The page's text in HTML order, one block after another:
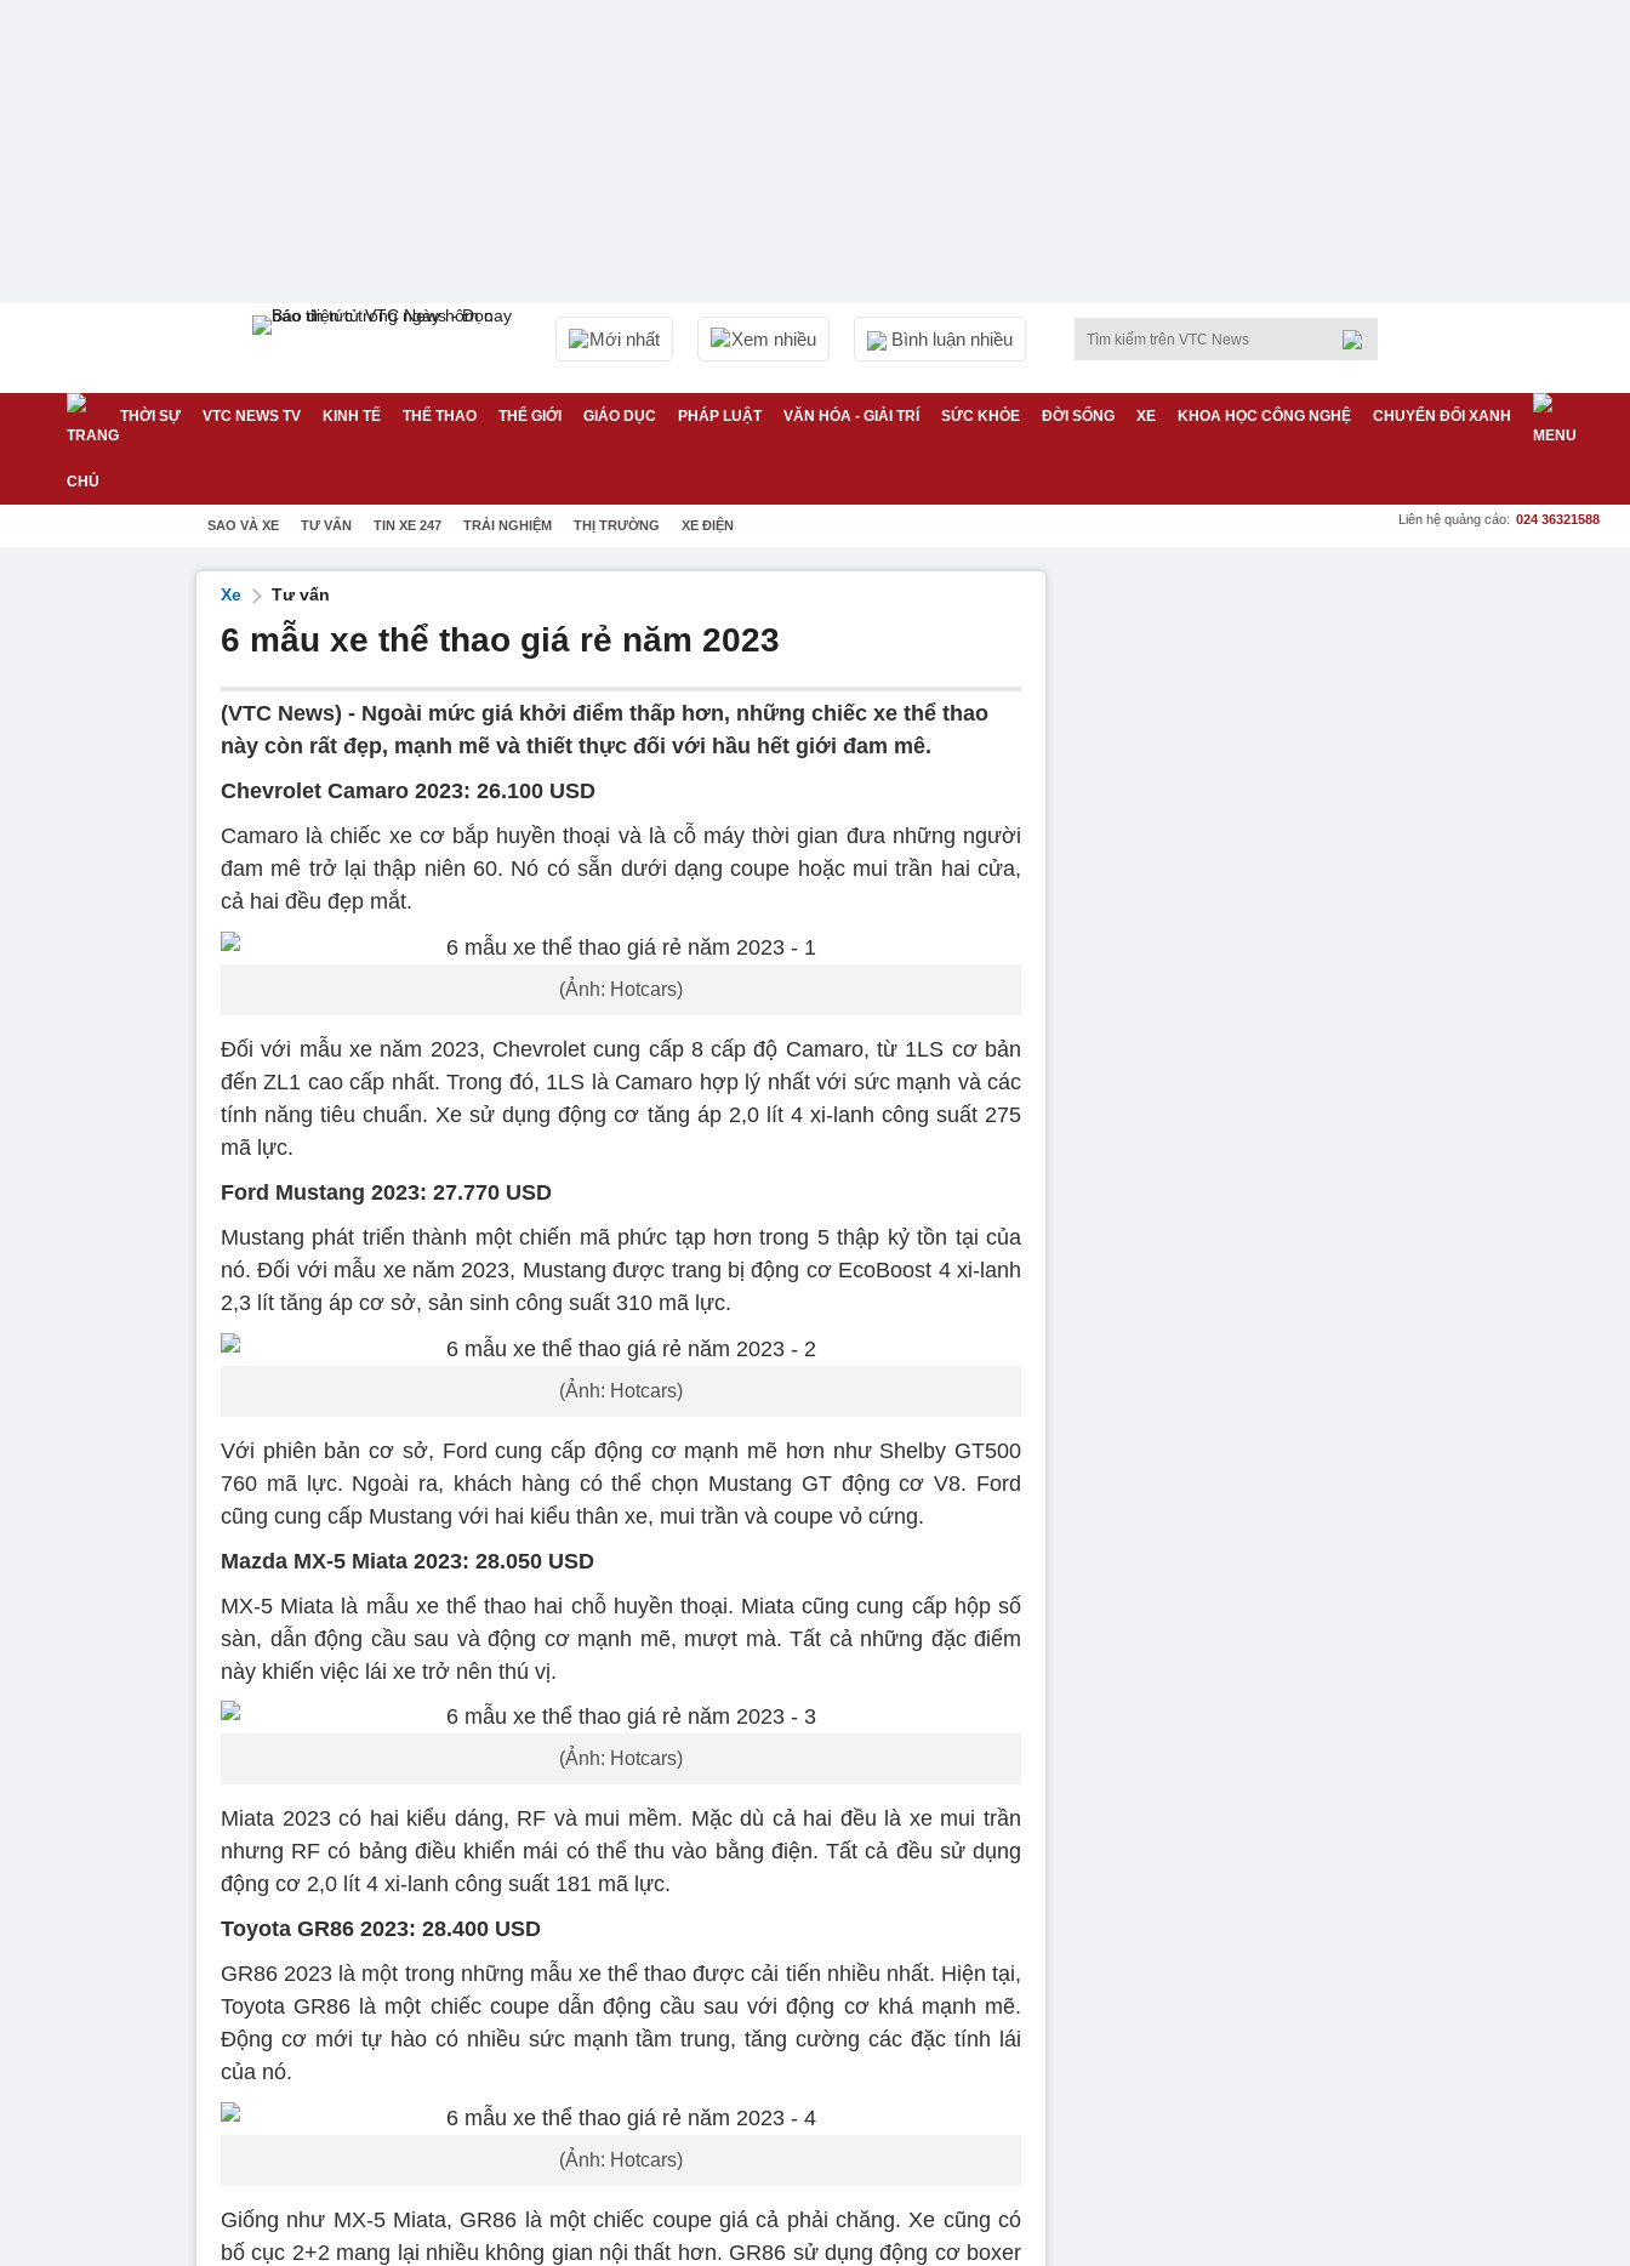
Mới nhất Xem nhiều Bình luận nhiều
THỜI SỰ VTC NEWS TV KINH TẾ THỂ THAO THẾ GIỚI GIÁO DỤC PHÁP LUẬT VĂN HÓA - GIẢI TRÍ SỨC KHỎE ĐỜI SỐNG XE KHOA HỌC CÔNG NGHỆ CHUYỂN ĐỔI XANH
SAO VÀ XE TƯ VẤN TIN XE 247 TRẢI NGHIỆM THỊ TRƯỜNG XE ĐIỆN Liên hệ quảng cáo: 024 36321588
Xe Tư vấn
6 mẫu xe thể thao giá rẻ năm 2023
(VTC News) - Ngoài mức giá khởi điểm thấp hơn, những chiếc xe thể thao
này còn rất đẹp, mạnh mẽ và thiết thực đối với hầu hết giới đam mê.
Chevrolet Camaro 2023: 26.100 USD
Camaro là chiếc xe cơ bắp huyền thoại và là cỗ máy thời gian đưa những người
đam mê trở lại thập niên 60. Nó có sẵn dưới dạng coupe hoặc mui trần hai cửa,
cả hai đều đẹp mắt.
(Ảnh: Hotcars)
Đối với mẫu xe năm 2023, Chevrolet cung cấp 8 cấp độ Camaro, từ 1LS cơ bản
đến ZL1 cao cấp nhất. Trong đó, 1LS là Camaro hợp lý nhất với sức mạnh và các
tính năng tiêu chuẩn. Xe sử dụng động cơ tăng áp 2,0 lít 4 xi-lanh công suất 275
mã lực.
Ford Mustang 2023: 27.770 USD
Mustang phát triển thành một chiến mã phức tạp hơn trong 5 thập kỷ tồn tại của
nó. Đối với mẫu xe năm 2023, Mustang được trang bị động cơ EcoBoost 4 xi-lanh
2,3 lít tăng áp cơ sở, sản sinh công suất 310 mã lực.
(Ảnh: Hotcars)
Với phiên bản cơ sở, Ford cung cấp động cơ mạnh mẽ hơn như Shelby GT500
760 mã lực. Ngoài ra, khách hàng có thể chọn Mustang GT động cơ V8. Ford
cũng cung cấp Mustang với hai kiểu thân xe, mui trần và coupe vỏ cứng.
Mazda MX-5 Miata 2023: 28.050 USD
MX-5 Miata là mẫu xe thể thao hai chỗ huyền thoại. Miata cũng cung cấp hộp số
sàn, dẫn động cầu sau và động cơ mạnh mẽ, mượt mà. Tất cả những đặc điểm
này khiến việc lái xe trở nên thú vị.
(Ảnh: Hotcars)
Miata 2023 có hai kiểu dáng, RF và mui mềm. Mặc dù cả hai đều là xe mui trần
nhưng RF có bảng điều khiển mái có thể thu vào bằng điện. Tất cả đều sử dụng
động cơ 2,0 lít 4 xi-lanh công suất 181 mã lực.
Toyota GR86 2023: 28.400 USD
GR86 2023 là một trong những mẫu xe thể thao được cải tiến nhiều nhất. Hiện tại,
Toyota GR86 là một chiếc coupe dẫn động cầu sau với động cơ khá mạnh mẽ.
Động cơ mới tự hào có nhiều sức mạnh tầm trung, tăng cường các đặc tính lái
của nó.
(Ảnh: Hotcars)
Giống như MX-5 Miata, GR86 là một chiếc coupe giá cả phải chăng. Xe cũng có
bố cục 2+2 mang lại nhiều không gian nội thất hơn. GR86 sử dụng động cơ boxer